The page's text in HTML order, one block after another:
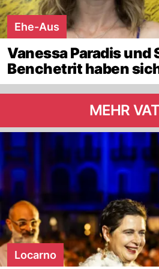
Ehe-Aus
Vanessa Paradis und
Benchetrit haben
MEHR
Locarno